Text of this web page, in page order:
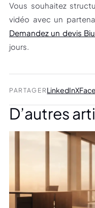
Vous souhaitez
vidéo avec un
Demandez un devis
jours.
PARTAGER LinkedInX
D’autres